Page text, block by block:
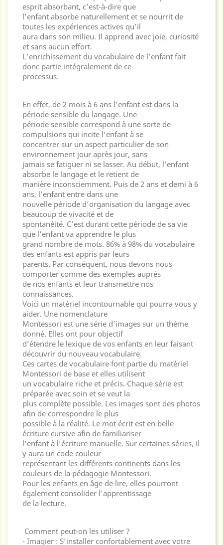
esprit absorbant, c’est-à-dire que
l’enfant absorbe naturellement et se nourrit de
toutes les expériences actives qu’il
aura dans son milieu. Il apprend avec joie, curiosité
et sans aucun effort.
L’enrichissement du vocabulaire de l’enfant fait
donc partie intégralement de ce
processus.
En effet, de 2 mois à 6 ans l’enfant est dans la
période sensible du langage. Une
période sensible correspond à une sorte de
compulsions qui incite l’enfant à se
concentrer sur un aspect particulier de son
environnement jour après jour, sans
jamais se fatiguer ni se lasser. Au début, l’enfant
absorbe le langage et le retient de
manière inconsciemment. Puis de 2 ans et demi à 6
ans, l’enfant entre dans une
nouvelle période d’organisation du langage avec
beaucoup de vivacité et de
spontanéité. C’est durant cette période de sa vie
que l’enfant va apprendre le plus
grand nombre de mots. 86% à 98% du vocabulaire
des enfants est appris par leurs
parents. Par conséquent, nous devons nous
comporter comme des exemples auprès
de nos enfants et leur transmettre nos
connaissances.
Voici un matériel incontournable qui pourra vous y
aider. Une nomenclature
Montessori est une série d’images sur un thème
donné. Elles ont pour objectif
d’étendre le lexique de vos enfants en leur faisant
découvrir du nouveau vocabulaire.
Ces cartes de vocabulaire font partie du matériel
Montessori de base et elles utilisent
un vocabulaire riche et précis. Chaque série est
préparée avec soin et se veut la
plus complète possible. Les images sont des photos
afin de correspondre le plus
possible à la réalité. Le mot écrit est en belle
écriture cursive afin de familiariser
l’enfant à l’écriture manuelle. Sur certaines séries, il
y aura un code couleur
représentant les différents continents dans les
couleurs de la pédagogie Montessori.
Pour les enfants en âge de lire, elles pourront
également consolider l'apprentissage
de la lecture.
Comment peut-on les utiliser ?
- Imagier : S’installer confortablement avec votre